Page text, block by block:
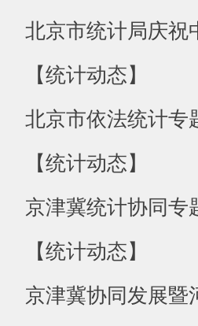
北京市统计局庆祝
【统计动态】
北京市依法统计专
【统计动态】
【统计动态】
京津冀协同发展暨